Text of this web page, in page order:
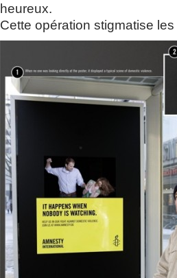
heureux.
Cette opération stigmatise